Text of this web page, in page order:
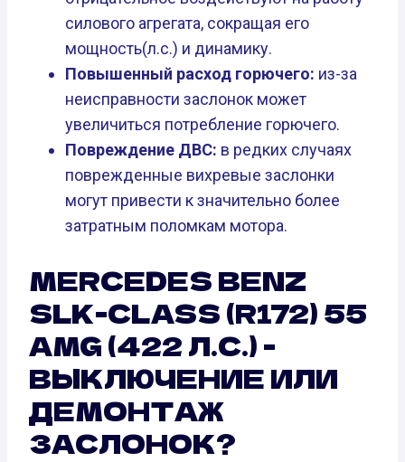
силового агрегата, сокращая его
мощность(л.с.) и динамику.
Повышенный расход горючего: из-за
неисправности заслонок может
увеличиться потребление горючего.
Повреждение ДВС: в редких случаях
поврежденные вихревые заслонки
могут привести к значительно более
затратным поломкам мотора.
MERCEDES BENZ
SLK-CLASS (R172) 55
AMG (422 Л.С.) -
ВЫКЛЮЧЕНИЕ ИЛИ
ДЕМОНТАЖ
ЗАСЛОНОК?